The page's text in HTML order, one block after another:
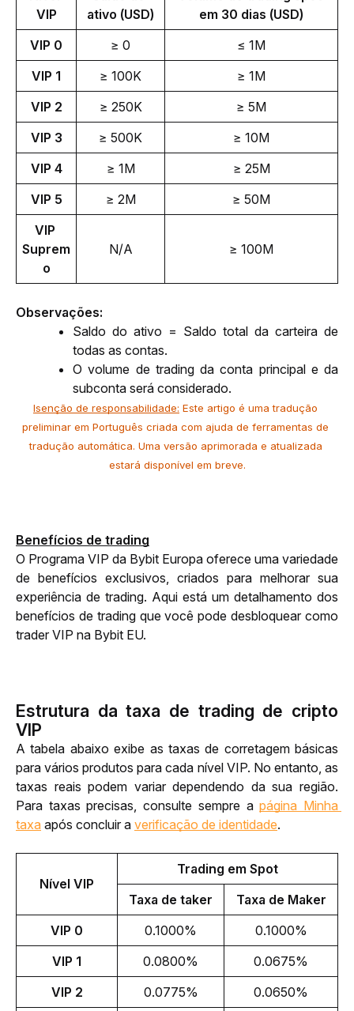
VIP
ativo (USD)
em 30 dias (USD)
VIP 0
≥ 0
≤ 1M
VIP 1
≥ 100K
≥ 1M
VIP 2
≥ 250K
≥ 5M
VIP 3
≥ 500K
≥ 10M
VIP 4
≥ 1M
≥ 25M
VIP 5
≥ 2M
≥ 50M
VIP
Suprem
o
N/A ≥ 100M
Observações:
Saldo do ativo = Saldo total da carteira de
todas as contas.
O volume de trading da conta principal e da
subconta será considerado.
Isenção de responsabilidade: Este artigo é uma tradução
preliminar em Português criada com ajuda de ferramentas de
tradução automática. Uma versão aprimorada e atualizada
estará disponível em breve.
Benefícios de trading
O Programa VIP da Bybit Europa oferece uma variedade
de benefícios exclusivos, criados para melhorar sua
experiência de trading. Aqui está um detalhamento dos
benefícios de trading que você pode desbloquear como
trader VIP na Bybit EU.
Estrutura da taxa de trading de cripto
VIP
A tabela abaixo exibe as taxas de corretagem básicas
para vários produtos para cada nível VIP. No entanto, as
taxas reais podem variar dependendo da sua região.
Para taxas precisas, consulte sempre a página Minha
taxa após concluir a verificação de identidade.
Nível VIP
Trading em Spot
Taxa de taker
Taxa de Maker
VIP 0
0.1000%
0.1000%
VIP 1
0.0800%
0.0675%
VIP 2
0.0775% 0.0650%